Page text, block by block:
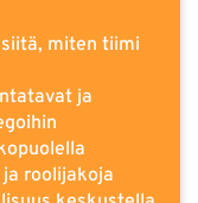
miten tiimi
ja
roolijakoja